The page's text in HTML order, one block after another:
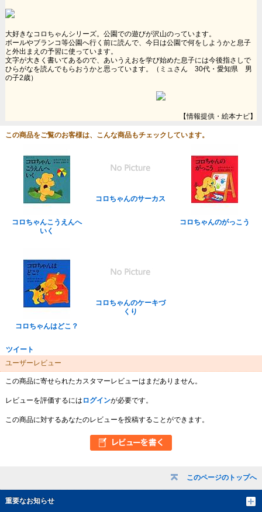
このページのトップへ
重要なお知らせ
大好きなコロちゃんシリーズ。公園での遊びが沢山のっています。
ボールやブランコ等公園へ行く前に読んで、今日は公園で何をしようかと息子
と外出まえの予習に使っています。
文字が大きく書いてあるので、あいうえおを学び始めた息子には今後指さしで
ひらがなを読んでもらおうかと思っています。（ミュさん 30代・愛知県 男
の子2歳）
【情報提供・絵本ナビ】
この商品をご覧のお客様は、こんな商品もチェックしています。
コロちゃんこうえんへ
いく
コロちゃんのサーカス
コロちゃんのがっこう
コロちゃんはどこ？
コロちゃんのケーキづ
くり
ツイート
ユーザーレビュー
この商品に寄せられたカスタマーレビューはまだありません。
レビューを評価するには ログインが必要です。
この商品に対するあなたのレビューを投稿することができます。